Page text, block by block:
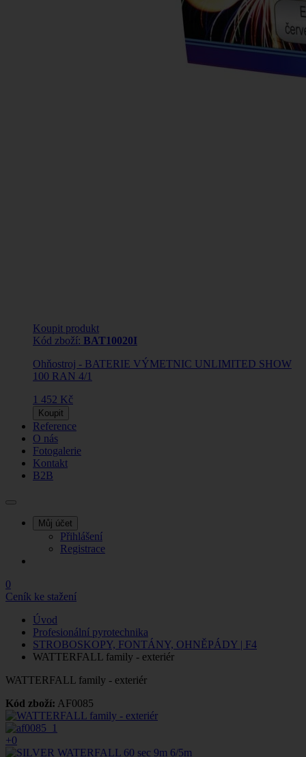
Koupit produkt
Kód zboží: BAT10020I
Ohňostroj - BATERIE VÝMETNIC UNLIMITED SHOW
100 RAN 4/1
1 452 Kč
Koupit
Reference
O nás
Fotogalerie
Kontakt
B2B
Můj účet
Přihlášení
Registrace
0
Ceník ke stažení
Úvod
Profesionální pyrotechnika
STROBOSKOPY, FONTÁNY, OHNĚPÁDY | F4
WATTERFALL family - exteriér
WATTERFALL family - exteriér
Kód zboží: AF0085
+0